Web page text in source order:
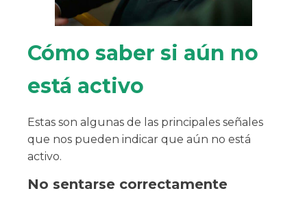
Cómo saber si aún no
está activo
Estas son algunas de las principales señales
que nos pueden indicar que aún no está
activo.
No sentarse correctamente